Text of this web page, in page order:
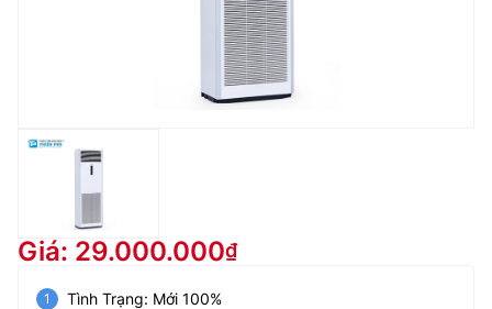
Giá: 29.000.000
Tình Trạng: Mới 100%